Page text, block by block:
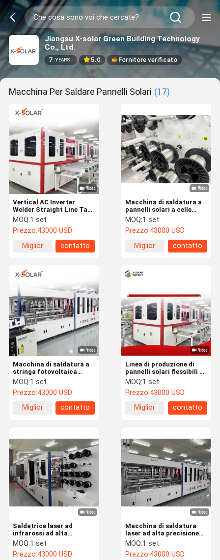
Jiangsu X-solar Green Building Technology
Co., Ltd.
7 YEARS 5.0 Fornitore verificato
Macchina Per Saldare Pannelli Solari (17)
Vertical AC Inverter
Welder Straight Line Tab
Welding Machine per celle
solari
MOQ:1 set
Prezzo:43000 USD
Miglior
contatto
Macchina di saldatura a
pannelli solari a celle
elettriche Metodo di
saldatura automatico a
infrarossi
MOQ:1 set
Prezzo:43000 USD
Miglior
contatto
Macchina di saldatura a
stringa fotovoltaica
multi-busbar per la
produzione di celle
elettriche per moduli
solari morbidi
MOQ:1 set
Prezzo:43000 USD
Miglior
contatto
Linea di produzione di
pannelli solari flessibili 3
in 1 Distanza di corda
regolabile 2 mm - 6 mm
MOQ:1 set
Prezzo:43000 USD
Miglior
contatto
Saldatrice laser ad
infrarossi ad alta
precisione
MOQ:1 set
Prezzo:43000 USD
Macchina di saldatura
laser ad alta precisione
per pannelli solari con
consumo d'aria
3200L/min
MOQ:1 set
Prezzo:43000 USD